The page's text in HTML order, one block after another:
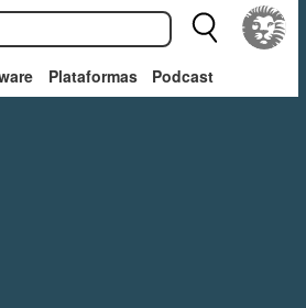
Plataformas Podcast